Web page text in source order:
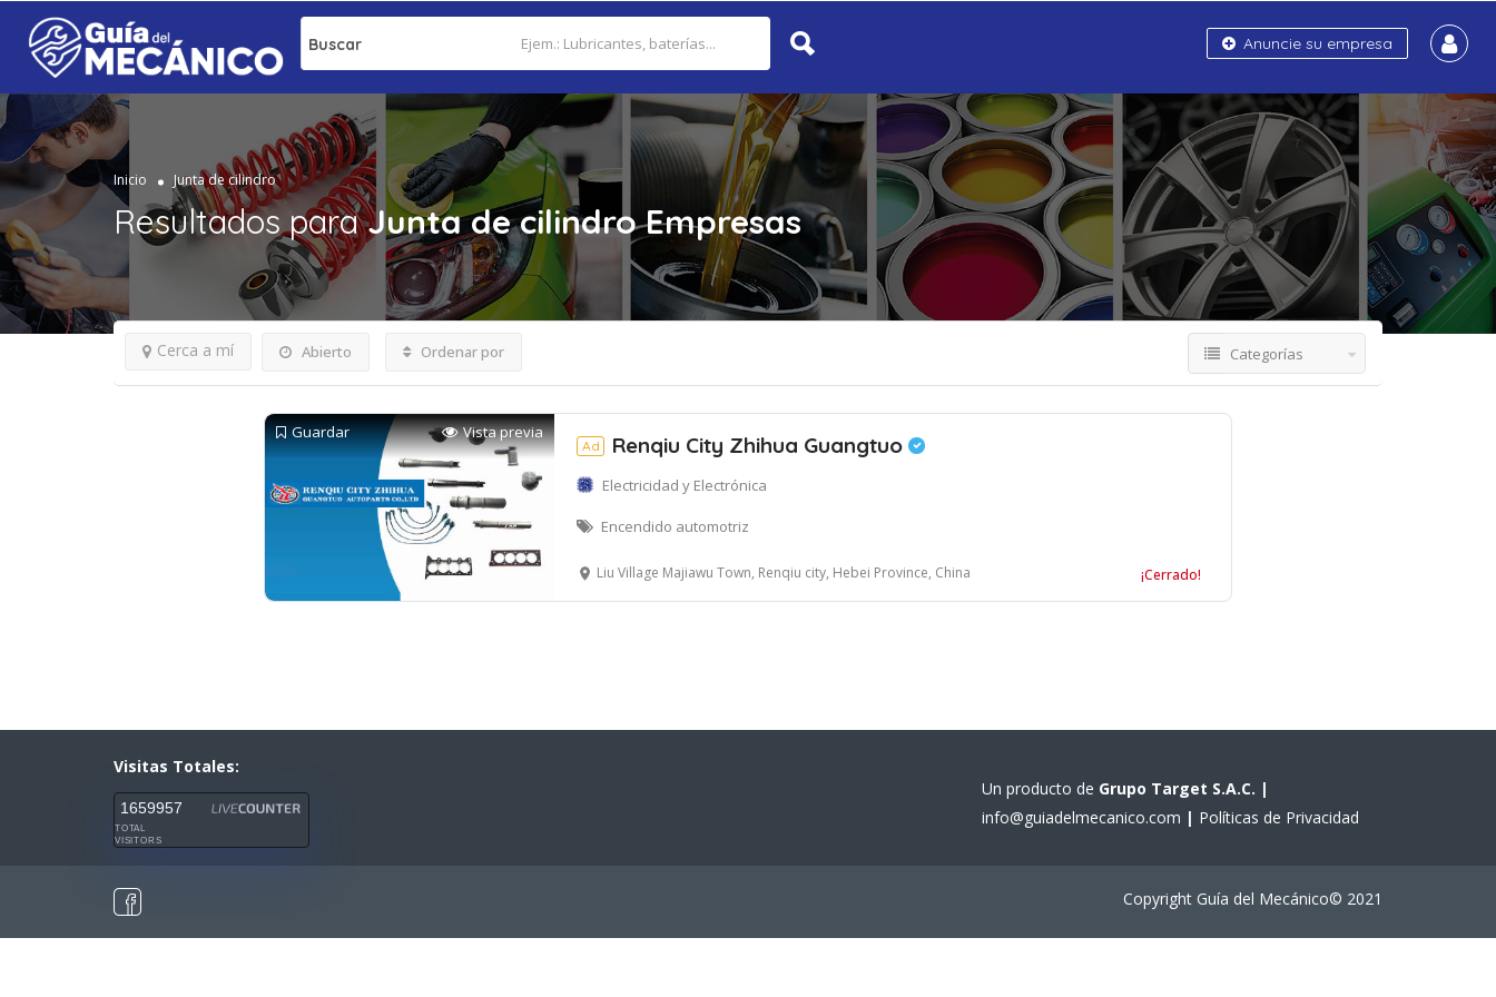
Buscar Anuncie su empresa
Inicio Junta de cilindro
Resultados paraJunta de cilindro Empresas
Abierto
Cerca a mí Ordenar por Categorías
Guardar Vista previa
Ad Renqiu City Zhihua Guangtuo
Electricidad y Electrónica
Encendido automotriz
Liu Village Majiawu Town, Renqiu city, Hebei Province, China ¡Cerrado!
Visitas Totales:
1659957
TOTAL
VISITORS
Un producto de Grupo Target S.A.C. |
info@guiadelmecanico.com | Políticas de Privacidad
Copyright Guía del Mecánico© 2021